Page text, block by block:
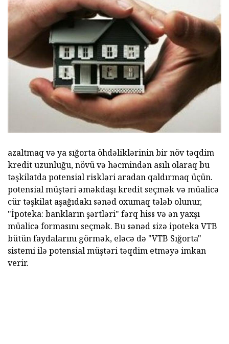
azaltmaq və ya sığorta öhdəliklərinin bir növ təqdim
kredit uzunluğu, növü və həcmindən asılı olaraq bu
təşkilatda potensial riskləri aradan qaldırmaq üçün.
potensial müştəri əməkdaşı kredit seçmək və müalicə
cür təşkilat aşağıdakı sənəd oxumaq tələb olunur,
"İpoteka: bankların şərtləri" fərq hiss və ən yaxşı
müalicə formasını seçmək. Bu sənəd sizə ipoteka VTB
bütün faydalarını görmək, eləcə də "VTB Sığorta"
sistemi ilə potensial müştəri təqdim etməyə imkan
verir.